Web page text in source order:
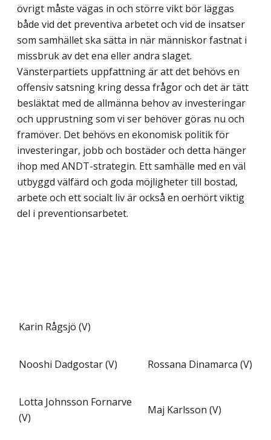
övrigt måste vägas in och större vikt bör läggas
både vid det preventiva arbetet och vid de insatser
som samhället ska sätta in när människor fastnat i
missbruk av det ena eller andra slaget.
Vänsterpartiets uppfattning är att det behövs en
offensiv satsning kring dessa frågor och det är tätt
besläktat med de allmänna behov av investeringar
och upprustning som vi ser behöver göras nu och
framöver. Det behövs en ekonomisk politik för
investeringar, jobb och bostäder och detta hänger
ihop med ANDT-strategin. Ett samhälle med en väl
utbyggd välfärd och goda möjligheter till bostad,
arbete och ett socialt liv är också en oerhört viktig
del i preventionsarbetet.
Karin Rågsjö (V)
Nooshi Dadgostar (V) Rossana Dinamarca (V)
Lotta Johnsson Fornarve
(V)
Maj Karlsson (V)